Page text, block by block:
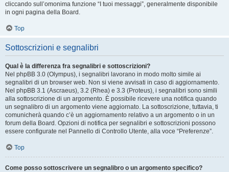
cliccando sull’omonima funzione “I tuoi messaggi”, generalmente disponibile
in ogni pagina della Board.
Top
Sottoscrizioni e segnalibri
Qual è la differenza fra segnalibri e sottoscrizioni?
Nel phpBB 3.0 (Olympus), i segnalibri lavorano in modo molto simile ai
segnalibri di un browser web. Non si viene avvisati in caso di aggiornamento.
Nel phpBB 3.1 (Ascraeus), 3.2 (Rhea) e 3.3 (Proteus), i segnalibri sono simili
alla sottoscrizione di un argomento. È possibile ricevere una notifica quando
un segnalibro di un argomento viene aggiornato. La sottoscrizione, tuttavia, ti
comunicherà quando c’è un aggiornamento relativo a un argomento o in un
forum della Board. Opzioni di notifica per segnalibri e sottoscrizioni possono
essere configurate nel Pannello di Controllo Utente, alla voce “Preferenze”.
Top
Come posso sottoscrivere un segnalibro o un argomento specifico?